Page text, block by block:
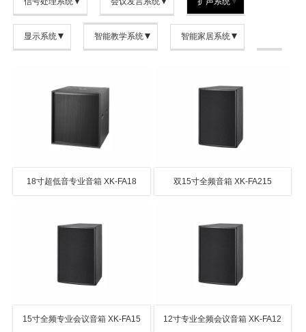
显示系统 智能教学系统 智能家居系统
18寸超低音专业音箱 XK-FA18 双15寸全频音箱 XK-FA215
15寸全频专业会议音箱 XK-FA15 12寸专业全频会议音箱 XK-FA12